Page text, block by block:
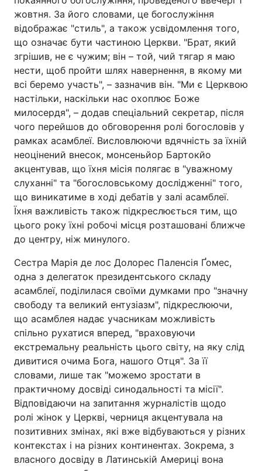
жовтня. За його словами, це богослужіння
відображає "стиль", а також усвідомлення того,
що означає бути частиною Церкви. "Брат, який
згрішив, не є чужим; він – той, чий тягар я маю
нести, щоб пройти шлях навернення, в якому ми
всі беремо участь", – зазначив він. "Ми є Церквою
настільки, наскільки нас охоплює Боже
милосердя", – додав спеціальний секретар, після
чого перейшов до обговорення ролі богословів у
рамках асамблеї. Висловлюючи вдячність за їхній
неоцінений внесок, монсеньйор Бартокйо
акцентував, що їхня місія полягає в "уважному
слуханні" та "богословському дослідженні" того,
що виникатиме в ході дебатів у залі асамблеї.
Їхня важливість також підкреслюється тим, що
цього року їхні робочі місця розташовані ближче
до центру, ніж минулого.
Сестра Марія де лос Долорес Паленсія Ґомес,
одна з делегаток президентського складу
асамблеї, поділилася своїми думками про "значну
свободу та великий ентузіазм", підкреслюючи,
що асамблея надає учасникам можливість
спільно рухатися вперед, "враховуючи
екстремальну реальність цього світу, на яку слід
дивитися очима Бога, нашого Отця". За її
словами, лише так "можемо зростати в
практичному досвіді синодальності та місії".
Відповідаючи на запитання журналістів щодо
ролі жінок у Церкві, черниця акцентувала на
позитивних змінах, які вже відбуваються у різних
контекстах і на різних континентах. Зокрема, з
власного досвіду в Латинській Америці вона